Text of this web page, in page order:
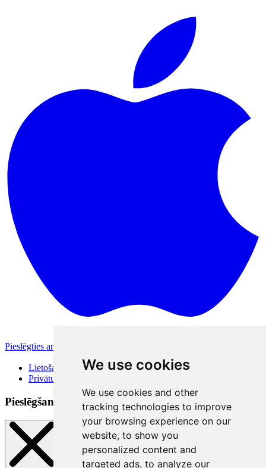
We use cookies
We use cookies and other
tracking technologies to improve
your browsing experience on our
website, to show you
personalized content and
targeted ads, to analyze our
Pieslēgties ar Apple
Lietošanas noteikumi
Privātuma politika
Pieslēgšanās veidi